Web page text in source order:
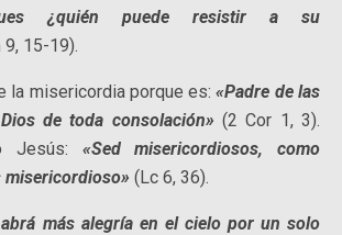
¿quién puede resistir a su
9, 15-19).
la misericordia porque es:«Padre de las
de toda consolación» (2 Cor 1, 3).
Jesús: «Sed misericordiosos, como
misericordioso» (Lc 6, 36).
más alegría en el cielo por un solo